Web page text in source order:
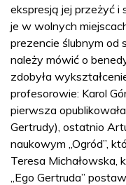
ekspresją jej przeżyć i
je w wolnych
prezencie ślubnym od
należy mówić o
zdobyła
profesorowie: Karol
pierwsza
Gertrudy), ostatnio
naukowym „Ogród”,
Teresa Michałowska,
„Ego Gertruda”